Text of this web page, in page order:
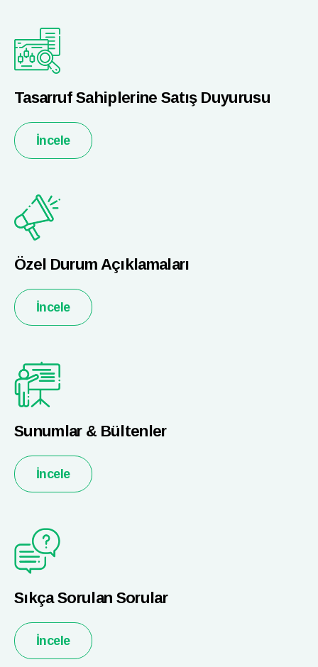
Tasarruf Sahiplerine Satış Duyurusu
İncele
Özel Durum Açıklamaları
İncele
Sunumlar & Bültenler
İncele
Sıkça Sorulan Sorular
İncele